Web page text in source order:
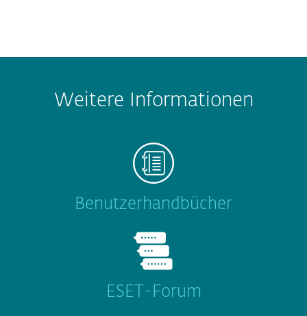
Weitere Informationen
Benutzerhandbücher
ESET-Forum